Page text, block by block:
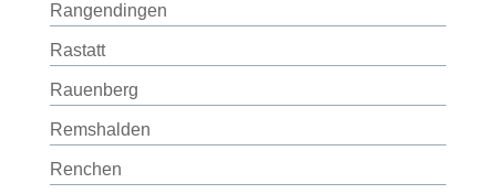
Rangendingen
Rastatt
Rauenberg
Remshalden
Renchen